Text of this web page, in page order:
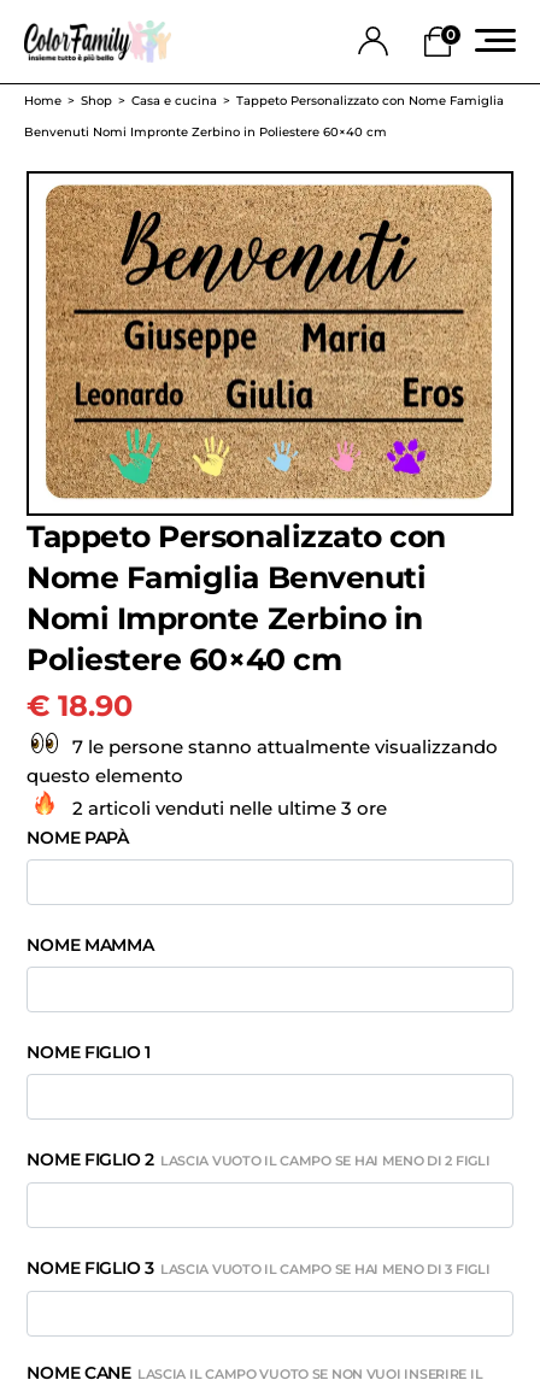
0
Home Shop Casa e cucina
Tappeto Personalizzato con Nome Famiglia
Benvenuti Nomi Impronte Zerbino in Poliestere 60×40 cm
Tappeto Personalizzato con
Nome Famiglia Benvenuti
Nomi Impronte Zerbino in
Poliestere 60×40 cm
€ 18.90
7 le persone stanno attualmente visualizzando
questo elemento
2 articoli venduti nelle ultime 3 ore
NOME PAPÀ
NOME MAMMA
NOME FIGLIO 1
NOME FIGLIO 2 LASCIA VUOTO IL CAMPO SE HAI MENO DI 2 FIGLI
NOME FIGLIO 3 LASCIA VUOTO IL CAMPO SE HAI MENO DI 3 FIGLI
NOME CANE LASCIA IL CAMPO VUOTO SE NON VUOI INSERIRE IL